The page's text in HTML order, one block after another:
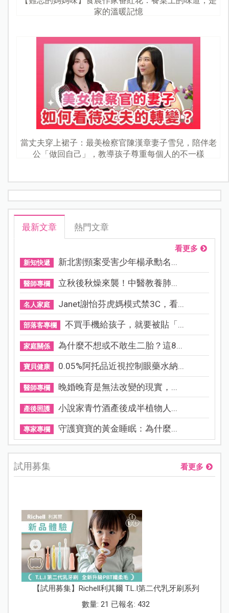
家的溫暖記憶
當丈夫穿上裙子：最美檢察官陳漢章妻子雪兒，陪伴老
公「做回自己」，教導孩子尊重每個人的不一樣
最新文章 熱門文章
看更多
新知快遞 新北割頸案受害少年楊承勳名...
醫師專欄 立秋後秋燥來襲！中醫教養肺...
名人家庭 Janet謝怡芬虎媽模式禁3C，看...
部落客專欄 不買手機給孩子，就要被貼「...
家庭關係 為什麼不想或不敢生二胎？這8...
寶貝健康 0.05%阿托品近視控制眼藥水納...
醫師專欄 晚婚晚育是無法改變的現實，...
產後照護 小說家青竹酒產後成半植物人...
專家專欄 守護寶寶的黃金睡眠：為什麼...
試用募集 看更多
【試用募集】Richell利其爾 T.L.I第二代乳牙刷系列
數量: 21 已報名: 432